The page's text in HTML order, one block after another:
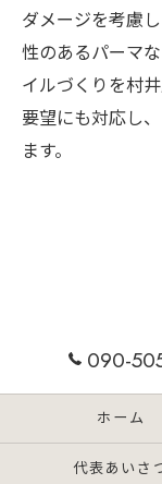
ダメージを考慮
性のあるパーマ
イルづくりを村
要望にも対応し
ます。
090-
ホーム
代表あいさ